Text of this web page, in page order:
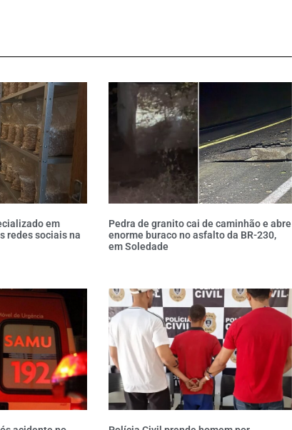
em
redes sociais na
Pedra de granito cai de caminhão e abre
enorme buraco no asfalto da BR-230,
em Soledade